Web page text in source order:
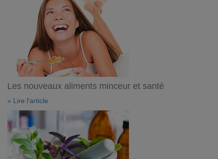
Les nouveaux aliments minceur et santé
» Lire l'article